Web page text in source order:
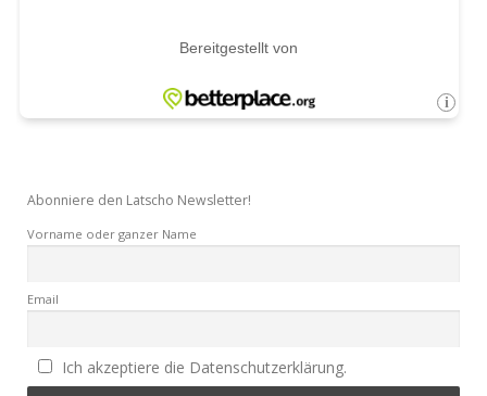
Abonniere den Latscho Newsletter!
Vorname oder ganzer Name
Email
Ich akzeptiere die Datenschutzerklärung.